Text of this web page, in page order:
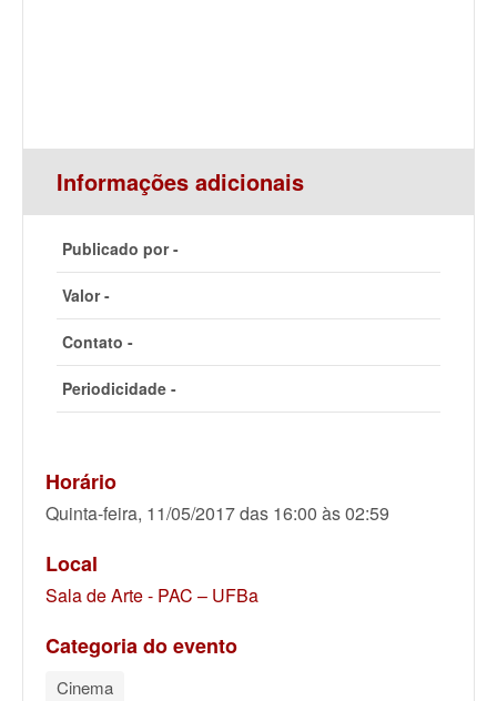
Informações adicionais
Publicado por -
Valor -
Contato -
Periodicidade -
Horário
Quinta-feira, 11/05/2017 das 16:00 às 02:59
Local
Sala de Arte - PAC – UFBa
Categoria do evento
Cinema